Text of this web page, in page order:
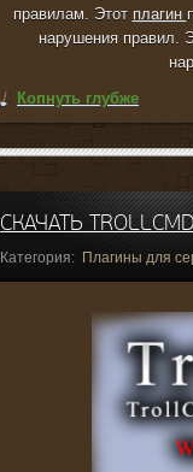
правилам. Этот плагин
нарушения правил.
Копнуть глубже
СКАЧАТЬ
Категория: Плагины для